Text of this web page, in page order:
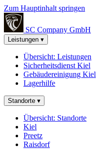
Zum Hauptinhalt springen
SC Company GmbH
Leistungen ▾
Übersicht: Leistungen
Sicherheitsdienst Kiel
Gebäudereinigung Kiel
Lagerhilfe
Standorte ▾
Übersicht: Standorte
Kiel
Preetz
Raisdorf